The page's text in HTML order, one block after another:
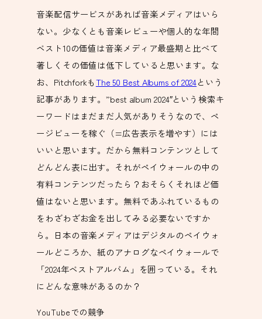
音楽配信サービスがあれば音楽メディアはいら
ない。少なくとも音楽レビューや個人的な年間
ベスト10の価値は音楽メディア最盛期と比べて
著しくその価値は低下していると思います。な
お、PitchforkもThe 50 Best Albums of 2024という
記事があります。”best album 2024″という検索キ
ーワードはまだまだ人気がありそうなので、ペ
ージビューを稼ぐ（=広告表示を増やす）には
いいと思います。だから無料コンテンツとして
どんどん表に出す。それがペイウォールの中の
有料コンテンツだったら？おそらくそれほど価
値はないと思います。無料であふれているもの
をわざわざお金を出してみる必要ないですか
ら。日本の音楽メディアはデジタルのペイウォ
ールどころか、紙のアナログなペイウォールで
「2024年ベストアルバム」を囲っている。それ
にどんな意味があるのか？
YouTubeでの競争